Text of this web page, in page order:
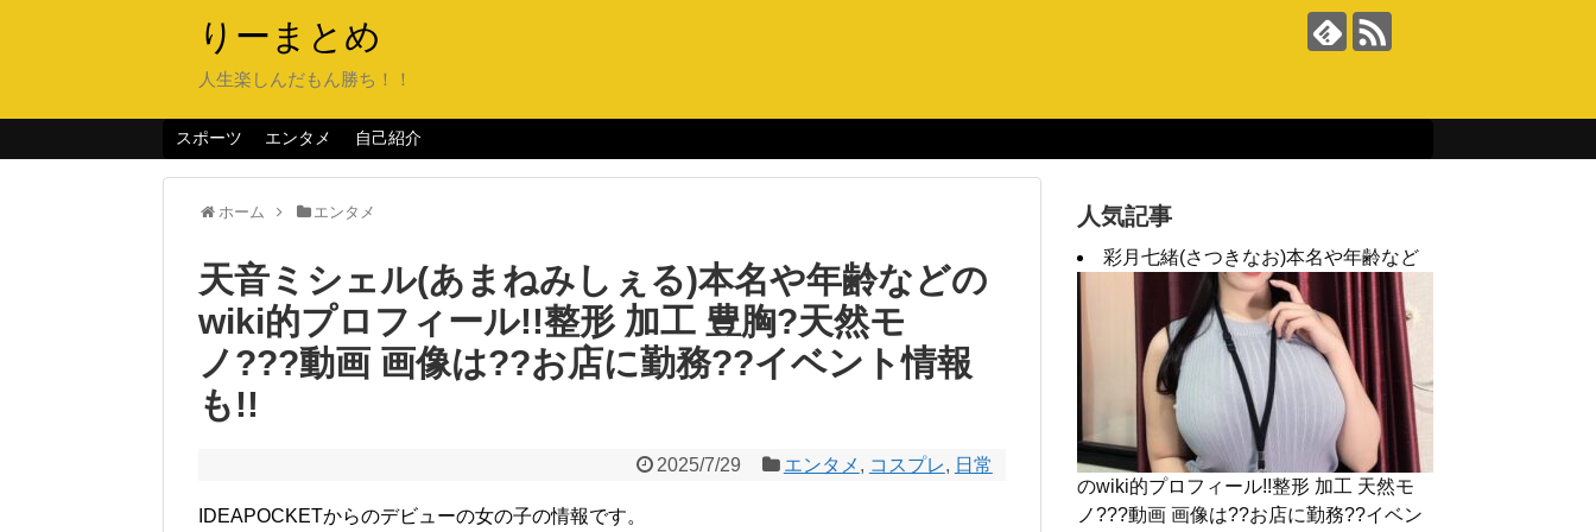
りーまとめ
人生楽しんだもん勝ち！！
スポーツ エンタメ 自己紹介
ホーム エンタメ
天音ミシェル(あまねみしぇる)本名や年齢などの
wiki的プロフィール!!整形 加工 豊胸?天然モ
ノ???動画 画像は??お店に勤務??イベント情報
も!!
2025/7/29 エンタメ , コスプレ, 日常
IDEAPOCKETからのデビューの女の子の情報です。
人気記事
彩月七緒(さつきなお)本名や年齢など
のwiki的プロフィール!!整形 加工 天然モ
ノ???動画 画像は??お店に勤務??イベン